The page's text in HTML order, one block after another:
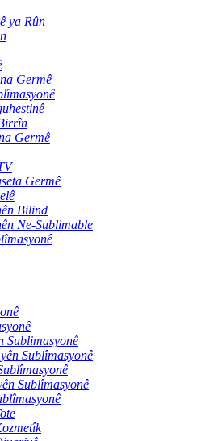
ya Rûn
Germê
Germê
Germê
Bilind
Ne-Sublimable
Sublimasyonê
Sublîmasyonê
Sublîmasyonê